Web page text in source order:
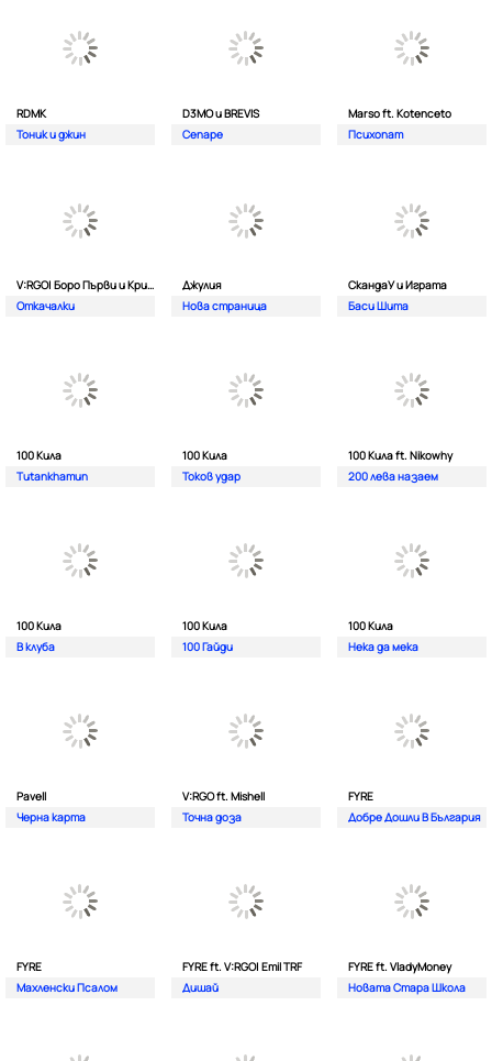
RDMK
Тоник и джин
D3MO и BREVIS
Сепаре
Marso ft. Kotenceto
Психопат
V:RGO| Боро Първи и Криско
Откачалки
Джулия
Нова страница
СкандаУ и Играта
Баси Шита
100 Кила
Tutankhamun
100 Кила
Токов удар
100 Кила ft. Nikowhy
200 лева назаем
100 Кила
В клуба
100 Кила
100 Гайди
100 Кила
Нека да мека
Pavell
Черна карта
V:RGO ft. Mishell
Точна доза
FYRE
Добре Дошли В България
FYRE
Махленски Псалом
FYRE ft. V:RGO| Emil TRF
Дишай
FYRE ft. VladyMoney
Новата Стара Школа